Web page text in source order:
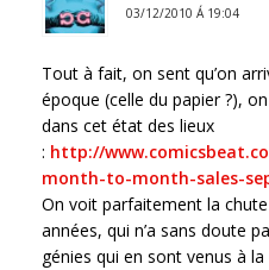
03/12/2010 Á 19:04
Tout à fait, on sent qu’on
époque (celle du papier ?),
dans cet état des lieux
: http://
month-to-month-sales-
On voit parfaitement la
années, qui n’a sans doute
génies qui en sont venus à